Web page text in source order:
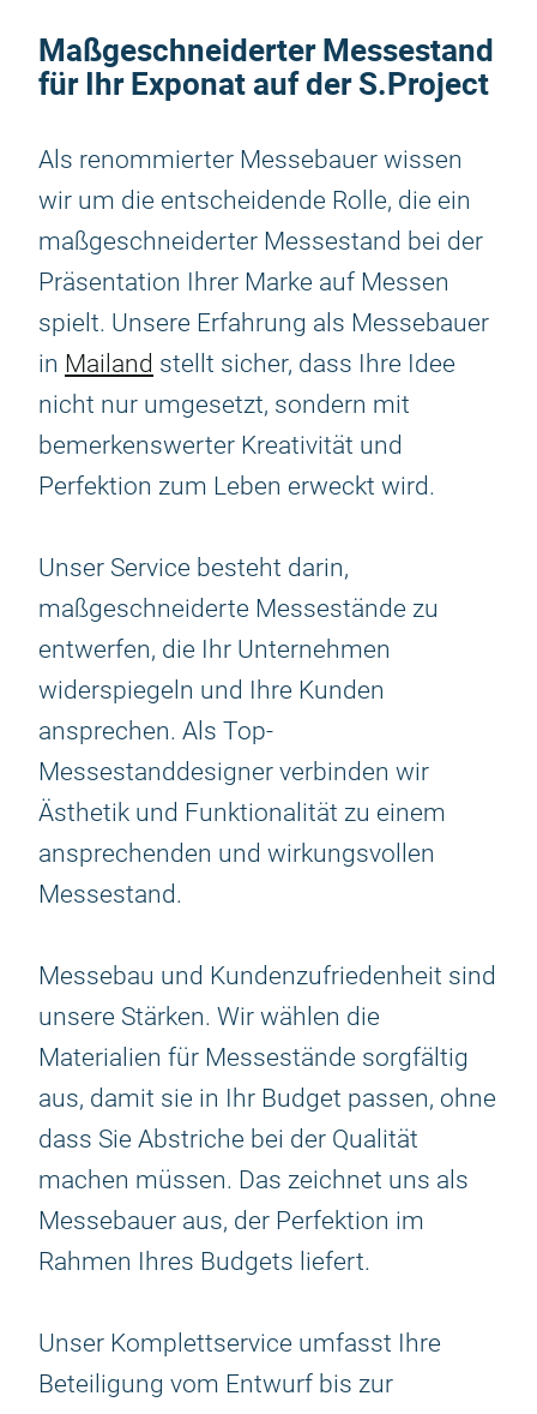
Maßgeschneiderter Messestand
für Ihr Exponat auf der S.Project
Als renommierter Messebauer wissen
wir um die entscheidende Rolle, die ein
maßgeschneiderter Messestand bei der
Präsentation Ihrer Marke auf Messen
spielt. Unsere Erfahrung als Messebauer
in Mailand stellt sicher, dass Ihre Idee
nicht nur umgesetzt, sondern mit
bemerkenswerter Kreativität und
Perfektion zum Leben erweckt wird.
Unser Service besteht darin,
maßgeschneiderte Messestände zu
entwerfen, die Ihr Unternehmen
widerspiegeln und Ihre Kunden
ansprechen. Als Top-
Messestanddesigner verbinden wir
Ästhetik und Funktionalität zu einem
ansprechenden und wirkungsvollen
Messestand.
Messebau und Kundenzufriedenheit sind
unsere Stärken. Wir wählen die
Materialien für Messestände sorgfältig
aus, damit sie in Ihr Budget passen, ohne
dass Sie Abstriche bei der Qualität
machen müssen. Das zeichnet uns als
Messebauer aus, der Perfektion im
Rahmen Ihres Budgets liefert.
Unser Komplettservice umfasst Ihre
Beteiligung vom Entwurf bis zur